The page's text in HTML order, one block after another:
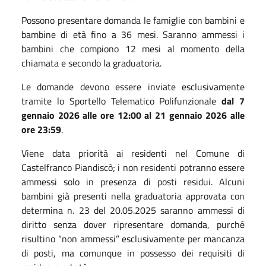
Possono presentare domanda le famiglie con bambini e
bambine di età fino a 36 mesi. Saranno ammessi i
bambini che compiono 12 mesi al momento della
chiamata e secondo la graduatoria.
Le domande devono essere inviate esclusivamente
tramite lo Sportello Telematico Polifunzionaledal 7
gennaio 2026 alle ore 12:00 al 21 gennaio 2026 alle
ore 23:59.
Viene data priorità ai residenti nel Comune di
Castelfranco Piandiscò; i non residenti potranno essere
ammessi solo in presenza di posti residui. Alcuni
bambini già presenti nella graduatoria approvata con
determina n. 23 del 20.05.2025 saranno ammessi di
diritto senza dover ripresentare domanda, purché
risultino “non ammessi” esclusivamente per mancanza
di posti, ma comunque in possesso dei requisiti di